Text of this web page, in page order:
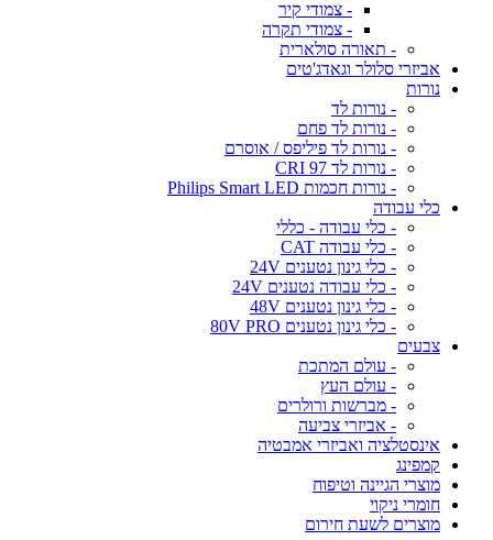
- צמודי קיר
- צמודי תקרה
- תאורה סולארית
אביזרי סלולר וגאדג'טים
נורות
- נורות לד
- נורות לד פחם
- נורות לד פיליפס / אוסרם
- נורות לד CRI 97
- נורות חכמות Philips Smart LED
כלי עבודה
- כלי עבודה - כללי
- כלי עבודה CAT
- כלי גינון נטענים 24V
- כלי עבודה נטענים 24V
- כלי גינון נטענים 48V
- כלי גינון נטענים 80V PRO
צבעים
- עולם המתכת
- עולם העץ
- מברשות ורולרים
- אביזרי צביעה
אינסטלציה ואביזרי אמבטיה
קמפינג
מוצרי הגיינה וטיפוח
חומרי ניקוי
מוצרים לשעת חירום